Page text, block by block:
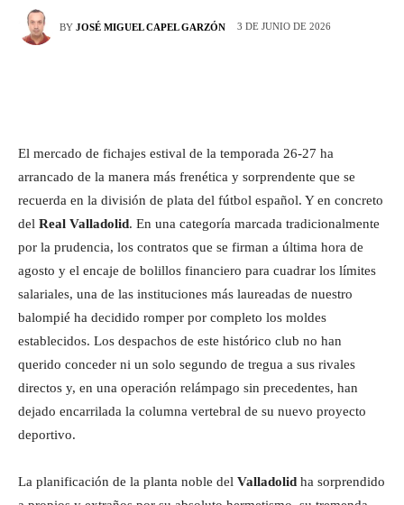
BY JOSÉ MIGUEL CAPEL GARZÓN 3 DE JUNIO DE 2026
El mercado de fichajes estival de la temporada 26-27 ha
arrancado de la manera más frenética y sorprendente que se
recuerda en la división de plata del fútbol español. Y en concreto
del Real Valladolid. En una categoría marcada tradicionalmente
por la prudencia, los contratos que se firman a última hora de
agosto y el encaje de bolillos financiero para cuadrar los límites
salariales, una de las instituciones más laureadas de nuestro
balompié ha decidido romper por completo los moldes
establecidos. Los despachos de este histórico club no han
querido conceder ni un solo segundo de tregua a sus rivales
directos y, en una operación relámpago sin precedentes, han
dejado encarrilada la columna vertebral de su nuevo proyecto
deportivo.
La planificación de la planta noble del Valladolid ha sorprendido